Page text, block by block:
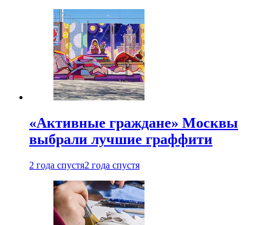
«Активные граждане» Москвы
выбрали лучшие граффити
2 года спустя2 года спустя